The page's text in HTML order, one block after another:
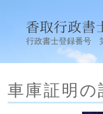
行政書士登録番号
車庫証明の